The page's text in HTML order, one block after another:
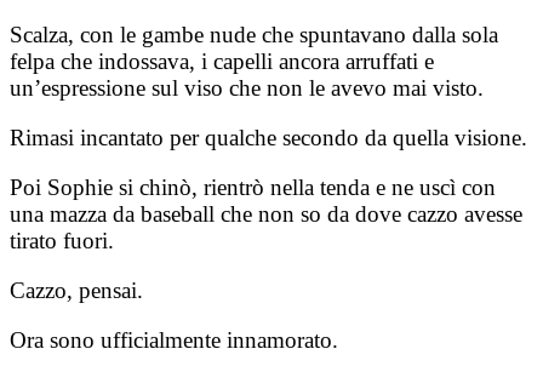
Scalza, con le gambe nude che spuntavano dalla sola
felpa che indossava, i capelli ancora arruffati e
un’espressione sul viso che non le avevo mai visto.
Rimasi incantato per qualche secondo da quella visione.
Poi Sophie si chinò, rientrò nella tenda e ne uscì con
una mazza da baseball che non so da dove cazzo avesse
tirato fuori.
Cazzo, pensai.
Ora sono ufficialmente innamorato.